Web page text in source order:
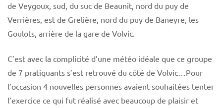
de Veygoux, sud, du suc de Beaunit, nord du puy de
Verrières, est de Grelière, nord du puy de Baneyre, les
Goulots, arrière de la gare de Volvic.
C’est avec la complicité d’une météo idéale que ce groupe
de 7 pratiquants s’est retrouvé du côté de Volvic…Pour
l’occasion 4 nouvelles personnes avaient souhaitées tenter
l’exercice ce qui fut réalisé avec beaucoup de plaisir et